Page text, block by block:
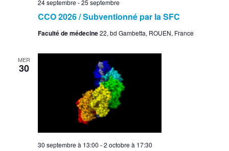
CCO 2026 / Subventionné par la SFC
24 septembre -25 septembre
Faculté de médecine22, bd Gambetta, ROUEN, France
MER
30
30 septembre à 13:00 -2 octobre à 17:30